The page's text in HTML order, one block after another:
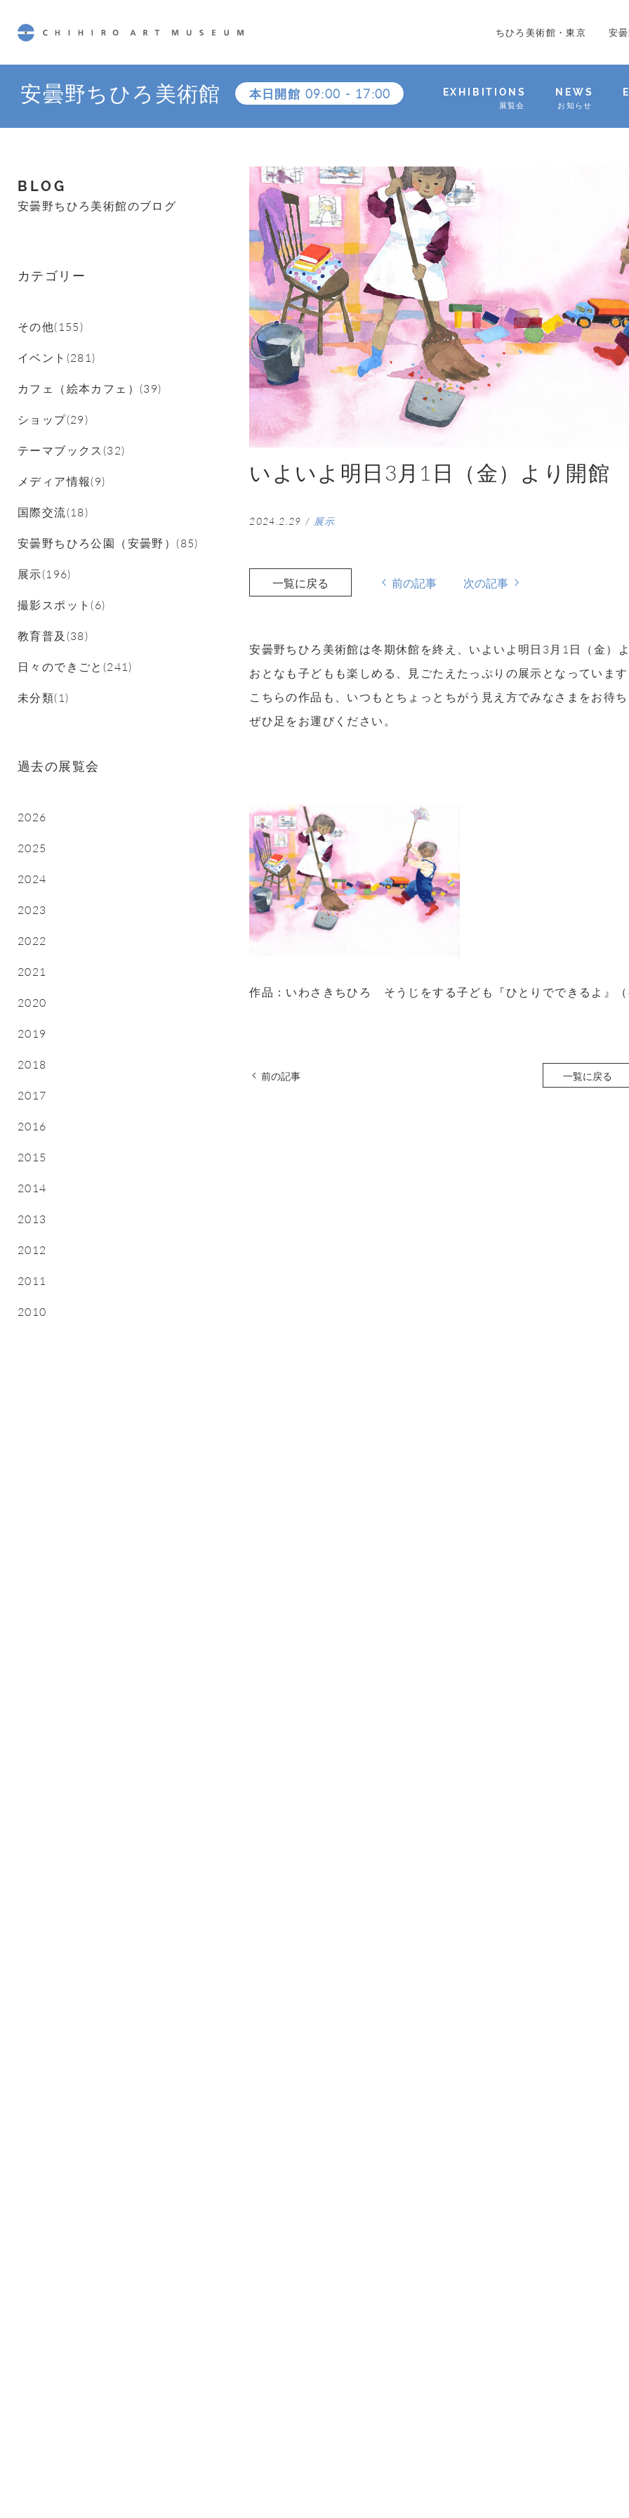
ちひろ美術館・東京 安
安曇野ちひろ美術館 本日開館 09:00 - 17:00 EXHIBITIONS
展覧会
NEWS
お知らせ
いよいよ明日3月1日（金）より開館
2024.2.29 / 展示
一覧に戻る 前の記事 次の記事
安曇野ちひろ美術館は冬期休館を終え、いよいよ明日3月1日（金）よ
おとなも子どもも楽しめる、見ごたえたっぷりの展示となっています
こちらの作品も、いつもとちょっとちがう見え方でみなさまをお待ち
ぜひ足をお運びください。
作品：いわさきちひろ そうじをする子ども『ひとりでできるよ』
前の記事 一覧に戻る
BLOG
安曇野ちひろ美術館のブログ
カテゴリー
その他(155)
イベント(281)
カフェ（絵本カフェ）(39)
ショップ(29)
テーマブックス(32)
メディア情報(9)
国際交流(18)
安曇野ちひろ公園（安曇野）(85)
展示(196)
撮影スポット(6)
教育普及(38)
日々のできごと(241)
未分類(1)
過去の展覧会
2026
2025
2024
2023
2022
2021
2020
2019
2018
2017
2016
2015
2014
2013
2012
2011
2010